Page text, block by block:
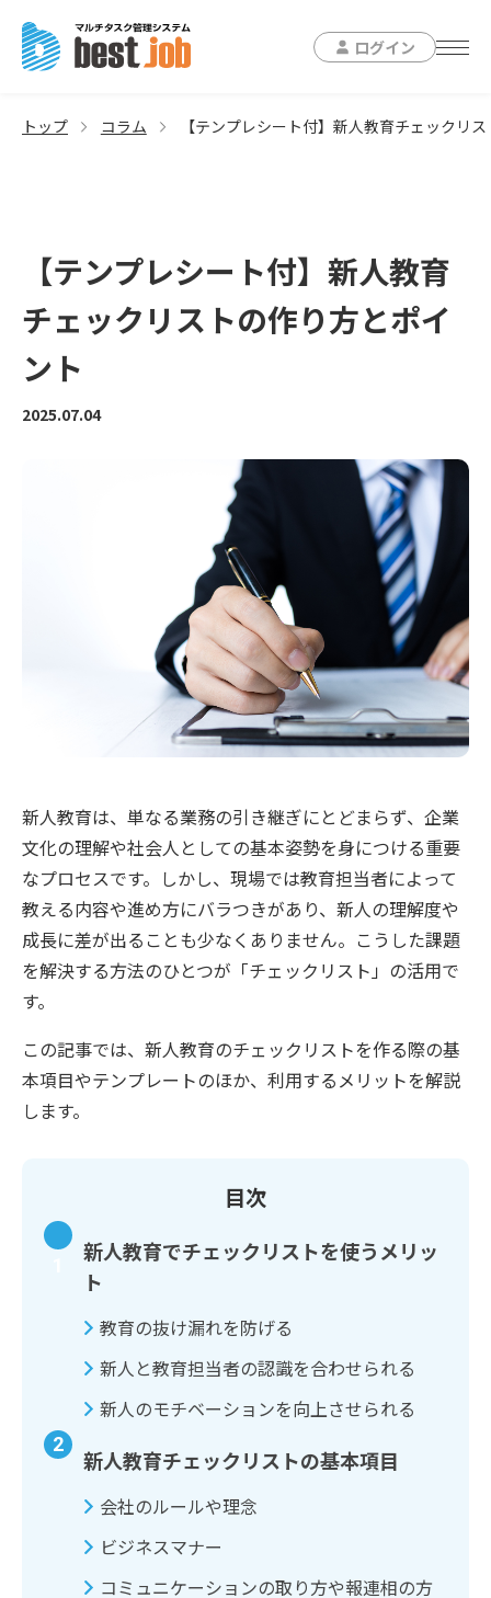
ログイン
トップ コラム 【テンプレシート付】新人教育チェックリ
【テンプレシート付】新人教育
チェックリストの作り方とポイ
ント
2025.07.04
新人教育は、単なる業務の引き継ぎにとどまらず、企業
文化の理解や社会人としての基本姿勢を身につける重要
なプロセスです。しかし、現場では教育担当者によって
教える内容や進め方にバラつきがあり、新人の理解度や
成長に差が出ることも少なくありません。こうした課題
を解決する方法のひとつが「チェックリスト」の活用で
す。
この記事では、新人教育のチェックリストを作る際の基
本項目やテンプレートのほか、利用するメリットを解説
します。
目次
新人教育でチェックリストを使うメリッ
ト
教育の抜け漏れを防げる
新人と教育担当者の認識を合わせられる
新人のモチベーションを向上させられる
新人教育チェックリストの基本項目
会社のルールや理念
ビジネスマナー
コミュニケーションの取り方や報連相の方